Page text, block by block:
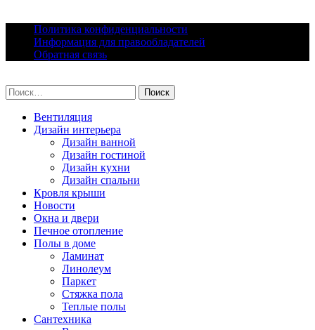
content
Политика конфиденциальности
Информация для правообладателей
Обратная связь
Найти:
Вентиляция
Дизайн интерьера
Дизайн ванной
Дизайн гостиной
Дизайн кухни
Дизайн спальни
Кровля крыши
Новости
Окна и двери
Печное отопление
Полы в доме
Ламинат
Линолеум
Паркет
Стяжка пола
Теплые полы
Сантехника